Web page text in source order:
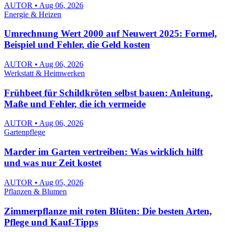
AUTOR • Aug 06, 2026
Energie & Heizen
Umrechnung Wert 2000 auf Neuwert 2025: Formel,
Beispiel und Fehler, die Geld kosten
AUTOR • Aug 06, 2026
Werkstatt & Heimwerken
Frühbeet für Schildkröten selbst bauen: Anleitung,
Maße und Fehler, die ich vermeide
AUTOR • Aug 06, 2026
Gartenpflege
Marder im Garten vertreiben: Was wirklich hilft
und was nur Zeit kostet
AUTOR • Aug 05, 2026
Pflanzen & Blumen
Zimmerpflanze mit roten Blüten: Die besten Arten,
Pflege und Kauf-Tipps